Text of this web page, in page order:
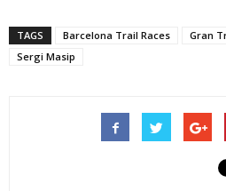
TAGS Barcelona Trail Races Gran
Sergi Masip